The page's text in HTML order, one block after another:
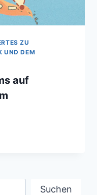
ZU
UND DEM
auf
Suchen